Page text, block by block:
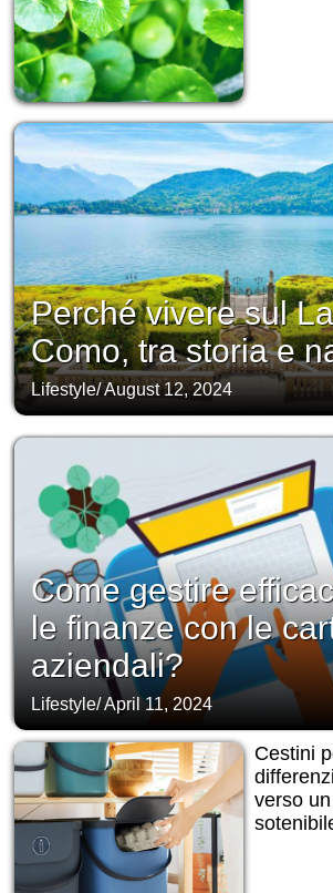
Perché vivere sul
Como, tra storia e
Lifestyle/August 12, 2024
Come gestire
le finanze con le
aziendali?
Lifestyle/April 11, 2024
Cestini
verso